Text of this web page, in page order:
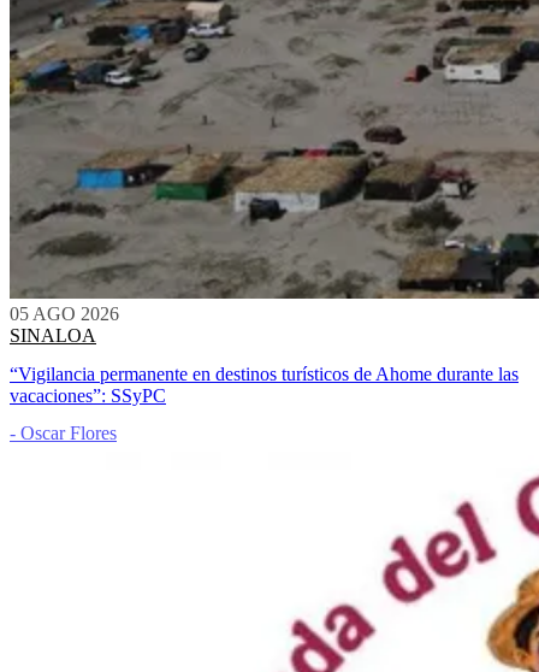
05 AGO 2026
SINALOA
“Vigilancia permanente en destinos turísticos de Ahome durante las
vacaciones”: SSyPC
- Oscar Flores